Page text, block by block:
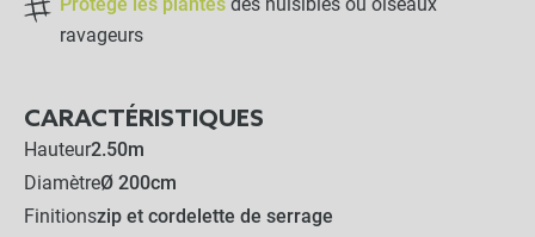
Protège les plantes des nuisibles ou oiseaux
ravageurs
CARACTÉRISTIQUES
Hauteur2.50m
DiamètreØ 200cm
Finitionszip et cordelette de serrage